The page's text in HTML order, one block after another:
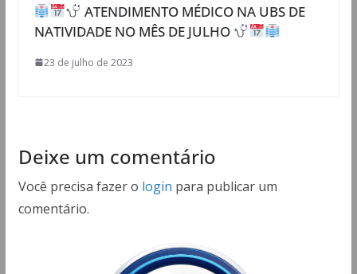
ATENDIMENTO MÉDICO NA UBS DE
NATIVIDADE NO MÊS DE JULHO
23 de julho de 2023
Deixe um comentário
Você precisa fazer o login para publicar um
comentário.